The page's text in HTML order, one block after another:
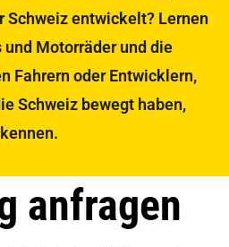
Schweiz entwickelt? Lernen
und Motorräder und die
Fahrern oder Entwicklern,
Schweiz bewegt haben,
kennen.
anfragen